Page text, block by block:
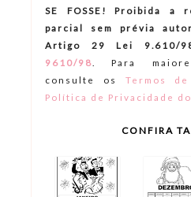
SE FOSSE! Proibida a
parcial sem prévia
Artigo 29 Lei 9.610/
9610/98
Para
consulte os Termos
Política de Privacidade
CONFIRA